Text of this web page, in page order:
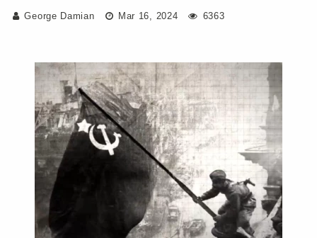
George Damian Mar 16, 2024 6363